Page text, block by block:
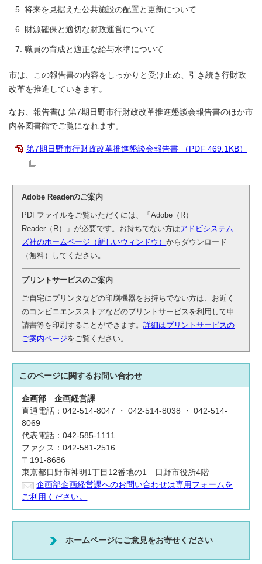
将来を見据えた公共施設の配置と更新について
財源確保と適切な財政運営について
職員の育成と適正な給与水準について
市は、この報告書の内容をしっかりと受け止め、引き続き行財政
改革を推進していきます。
なお、報告書は 第7期日野市行財政改革推進懇談会報告書のほか市
内各図書館でご覧になれます。
第7期日野市行財政改革推進懇談会報告書 （PDF 469.1KB）
Adobe Readerのご案内
PDFファイルをご覧いただくには、「Adobe（R）
Reader（R）」が必要です。お持ちでない方はアドビシステム
ズ社のホームページ（新しいウィンドウ）からダウンロード
（無料）してください。
プリントサービスのご案内
ご自宅にプリンタなどの印刷機器をお持ちでない方は、お近く
のコンビニエンスストアなどのプリントサービスを利用して申
請書等を印刷することができます。詳細はプリントサービスの
ご案内ページをご覧ください。
このページに関するお問い合わせ
企画部企画経営課
直通電話：042-514-8047 ・ 042-514-8038 ・ 042-514-
8069
代表電話：042-585-1111
ファクス：042-581-2516
〒191-8686
東京都日野市神明1丁目12番地の1 日野市役所4階
企画部企画経営課へのお問い合わせは専用フォームを
ご利用ください。
ホームページにご意見をお寄せください